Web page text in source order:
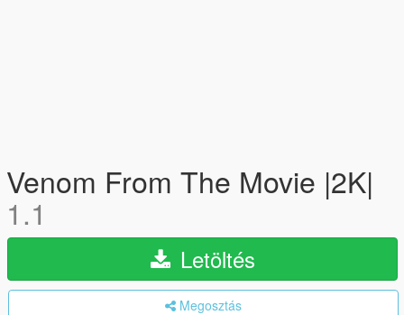
Venom From The Movie |2K|
1.1
Letöltés
Megosztás